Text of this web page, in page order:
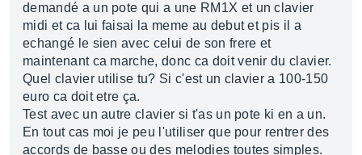
demandé a un pote qui a une RM1X et un clavier
midi et ca lui faisai la meme au debut et pis il a
echangé le sien avec celui de son frere et
maintenant ca marche, donc ca doit venir du clavier.
Quel clavier utilise tu? Si c'est un clavier a 100-150
euro ca doit etre ça.
Test avec un autre clavier si t'as un pote ki en a un.
En tout cas moi je peu l'utiliser que pour rentrer des
accords de basse ou des melodies toutes simples.